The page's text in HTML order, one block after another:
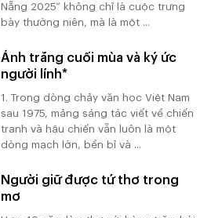
Nẵng 2025” không chỉ là cuộc trưng
bày thường niên, mà là một ...
Ánh trăng cuối mùa và ký ức
người lính*
1. Trong dòng chảy văn học Việt Nam
sau 1975, mảng sáng tác viết về chiến
tranh và hậu chiến vẫn luôn là một
dòng mạch lớn, bền bỉ và ...
Người giữ được tứ thơ trong
mơ